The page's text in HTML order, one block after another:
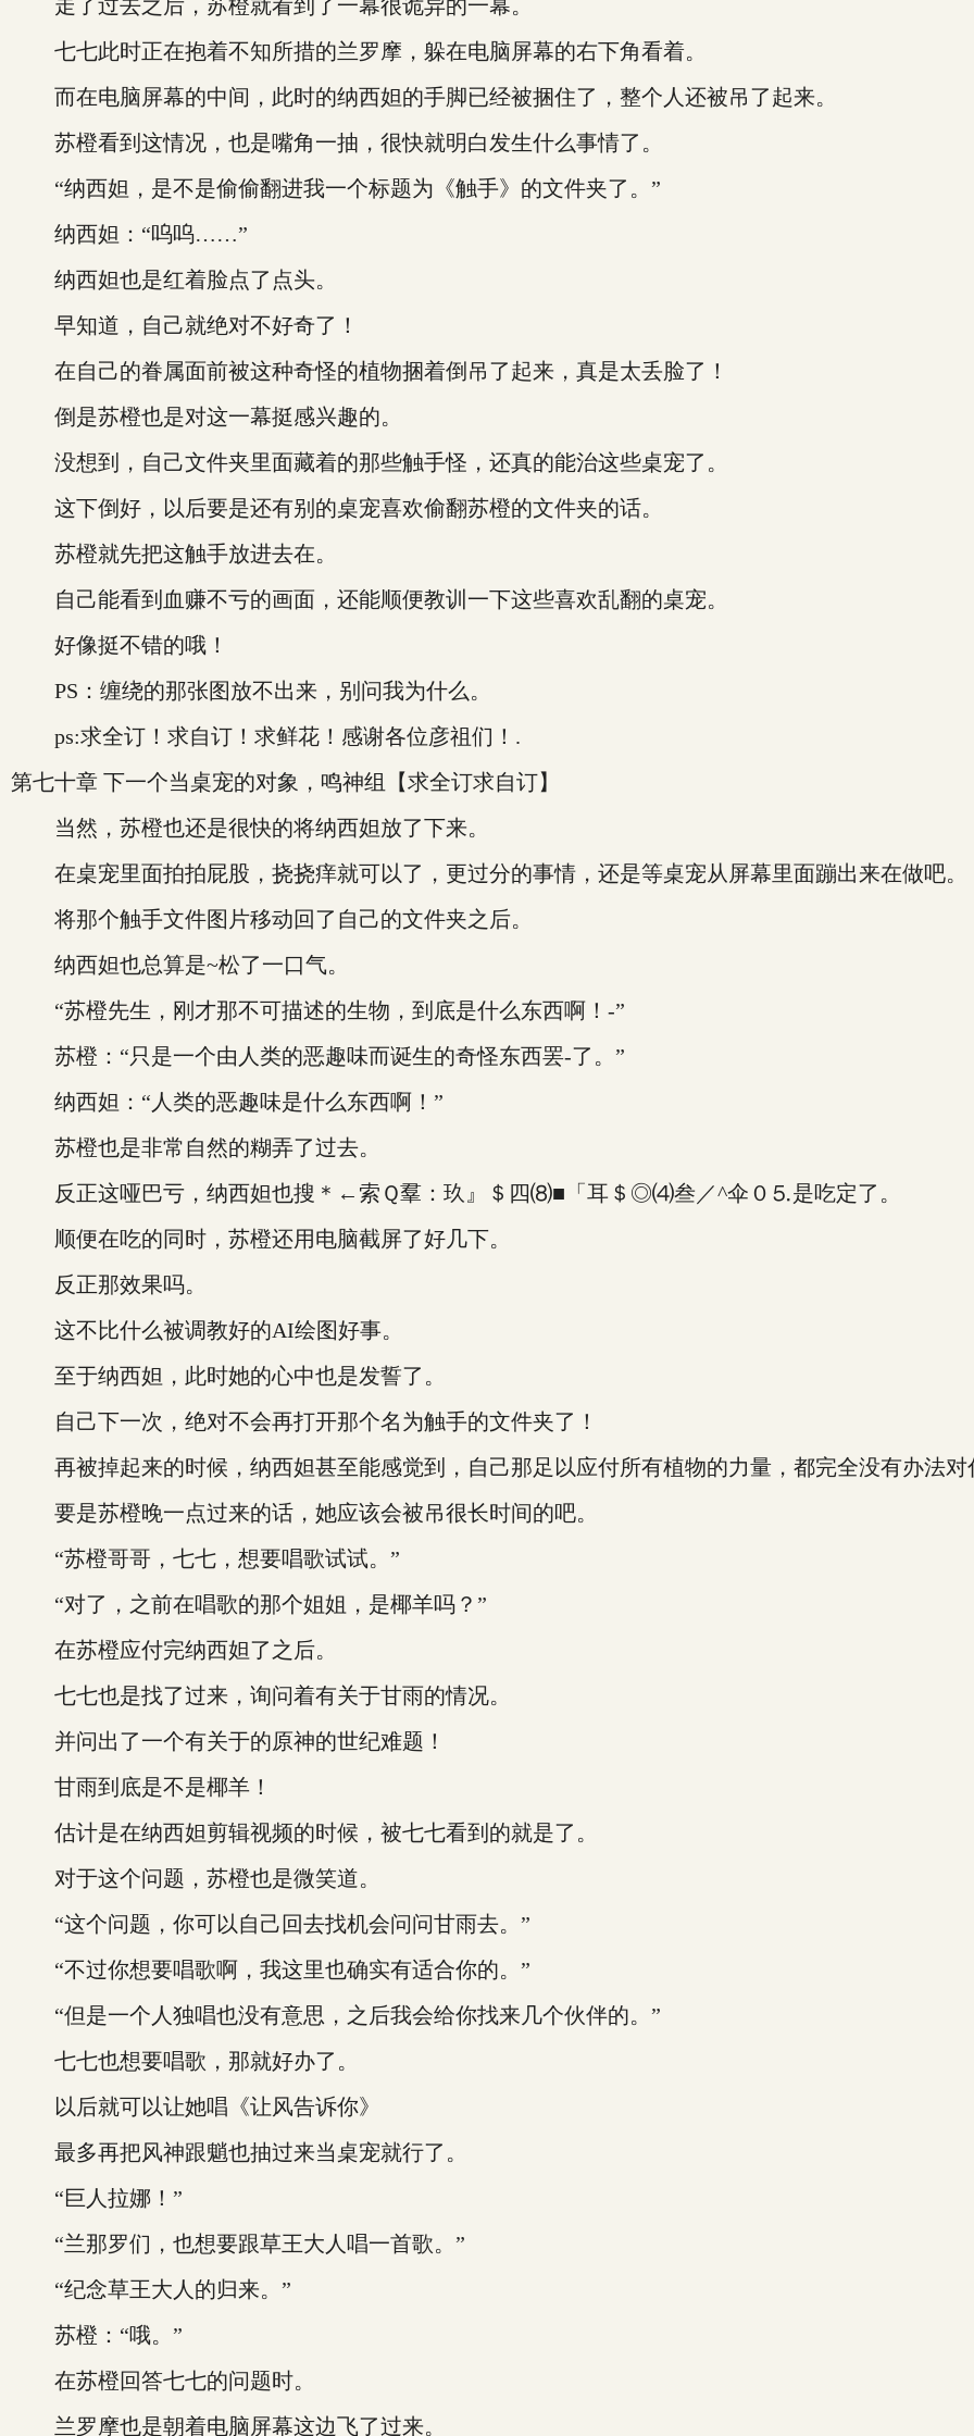
走了过去之后，苏橙就看到了一幕很诡异的一幕。
七七此时正在抱着不知所措的兰罗摩，躲在电脑屏幕的右下角看着。
而在电脑屏幕的中间，此时的纳西妲的手脚已经被捆住了，整个人还被吊了起来。
苏橙看到这情况，也是嘴角一抽，很快就明白发生什么事情了。
“纳西妲，是不是偷偷翻进我一个标题为《触手》的文件夹了。”
纳西妲：“呜呜……”
纳西妲也是红着脸点了点头。
早知道，自己就绝对不好奇了！
在自己的眷属面前被这种奇怪的植物捆着倒吊了起来，真是太丢脸了！
倒是苏橙也是对这一幕挺感兴趣的。
没想到，自己文件夹里面藏着的那些触手怪，还真的能治这些桌宠了。
这下倒好，以后要是还有别的桌宠喜欢偷翻苏橙的文件夹的话。
苏橙就先把这触手放进去在。
自己能看到血赚不亏的画面，还能顺便教训一下这些喜欢乱翻的桌宠。
好像挺不错的哦！
PS：缠绕的那张图放不出来，别问我为什么。
ps:求全订！求自订！求鲜花！感谢各位彦祖们！.
第七十章 下一个当桌宠的对象，鸣神组【求全订求自订】
当然，苏橙也还是很快的将纳西妲放了下来。
在桌宠里面拍拍屁股，挠挠痒就可以了，更过分的事情，还是等桌宠从屏幕里面蹦出来在做吧。
将那个触手文件图片移动回了自己的文件夹之后。
纳西妲也总算是~松了一口气。
“苏橙先生，刚才那不可描述的生物，到底是什么东西啊！-”
苏橙：“只是一个由人类的恶趣味而诞生的奇怪东西罢-了。”
纳西妲：“人类的恶趣味是什么东西啊！”
苏橙也是非常自然的糊弄了过去。
反正这哑巴亏，纳西妲也搜＊←索Ｑ羣：玖』＄四⑻■「耳＄◎⑷叁／^伞０⒌是吃定了。
顺便在吃的同时，苏橙还用电脑截屏了好几下。
反正那效果吗。
这不比什么被调教好的AI绘图好事。
至于纳西妲，此时她的心中也是发誓了。
自己下一次，绝对不会再打开那个名为触手的文件夹了！
再被掉起来的时候，纳西妲甚至能感觉到，自己那足以应付所有植物的力量，都完全没有办法对
要是苏橙晚一点过来的话，她应该会被吊很长时间的吧。
“苏橙哥哥，七七，想要唱歌试试。”
“对了，之前在唱歌的那个姐姐，是椰羊吗？”
在苏橙应付完纳西妲了之后。
七七也是找了过来，询问着有关于甘雨的情况。
并问出了一个有关于的原神的世纪难题！
甘雨到底是不是椰羊！
估计是在纳西妲剪辑视频的时候，被七七看到的就是了。
对于这个问题，苏橙也是微笑道。
“这个问题，你可以自己回去找机会问问甘雨去。”
“不过你想要唱歌啊，我这里也确实有适合你的。”
“但是一个人独唱也没有意思，之后我会给你找来几个伙伴的。”
七七也想要唱歌，那就好办了。
以后就可以让她唱《让风告诉你》
最多再把风神跟魈也抽过来当桌宠就行了。
“巨人拉娜！”
“兰那罗们，也想要跟草王大人唱一首歌。”
“纪念草王大人的归来。”
苏橙：“哦。”
在苏橙回答七七的问题时。
兰罗摩也是朝着电脑屏幕这边飞了过来。